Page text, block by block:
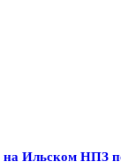
на Ильском НПЗ